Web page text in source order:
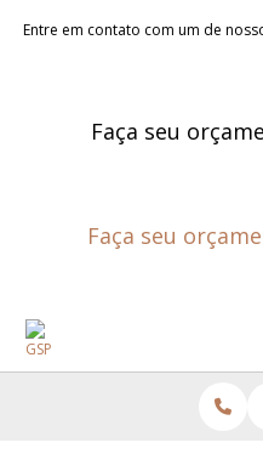
Entre em contato com um de
Faça seu
Faça seu